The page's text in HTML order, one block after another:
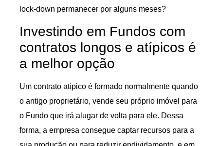
lock-down permanecer por alguns meses?
Investindo em Fundos com
contratos longos e atípicos é
a melhor opção
Um contrato atípico é formado normalmente quando
o antigo proprietário, vende seu próprio imóvel para
o Fundo que irá alugar de volta para ele. Dessa
forma, a empresa consegue captar recursos para a